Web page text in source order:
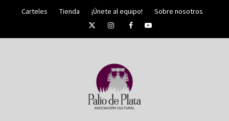
Carteles Tienda ¡Únete al equipo!
Sobre nosotros
TwitterInstagramFacebookYouTube